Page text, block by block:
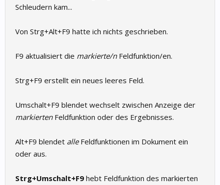
Schleudern kam...
Von Strg+Alt+F9 hatte ich nichts geschrieben.
F9 aktualisiert die markierte/n Feldfunktion/en.
Strg+F9 erstellt ein neues leeres Feld.
Umschalt+F9 blendet wechselt zwischen Anzeige der
markierten Feldfunktion oder des Ergebnisses.
Alt+F9 blendet alle Feldfunktionen im Dokument ein
oder aus.
Strg+Umschalt+F9 hebt Feldfunktion des markierten